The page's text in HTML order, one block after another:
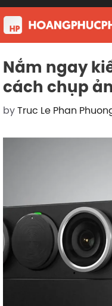
Skip
to
content
Nắm ngay
cách chụp
byTruc Le Phan